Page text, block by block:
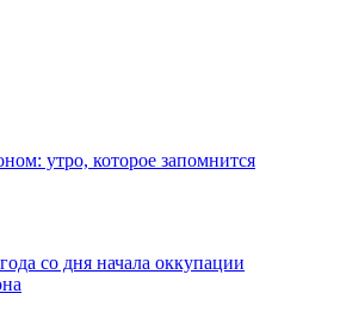
утро, которое запомнится
со дня начала оккупации